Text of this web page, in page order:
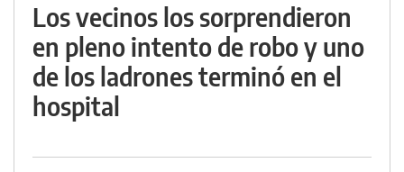
Los vecinos los sorprendieron
en pleno intento de robo y uno
de los ladrones terminó en el
hospital